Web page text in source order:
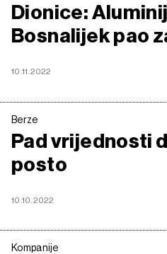
Dionice:
Bosnalijek pao
10.11.2022
Berze
Pad vrijednosti
posto
10.10.2022
Kompanije